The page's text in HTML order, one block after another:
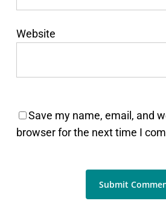
Website
Save my name, email, and
browser for the next time I